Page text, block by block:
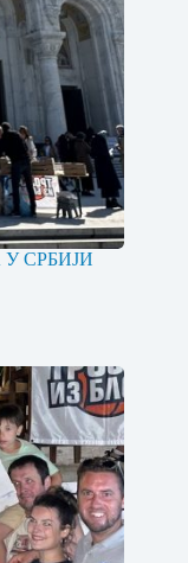
СРБИЈИ